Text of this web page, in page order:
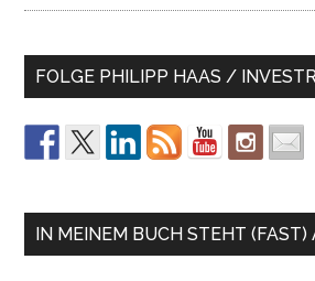
FOLGE PHILIPP HAAS /
IN MEINEM BUCH STEHT (FAST)